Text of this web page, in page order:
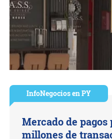
InfoNegocios en PY
Mercado de pagos
millones de